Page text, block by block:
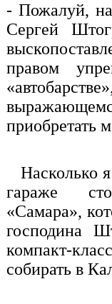
- Пожалуй,
Сергей
правом
приобретать
Насколько
гараже
«Самара»,
господина
компакт-
собирать в